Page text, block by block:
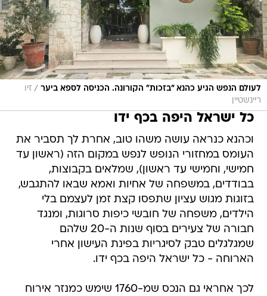
לעולם הנפש הגיע כהנא "בזכות" הקורונה. הכניסה לספא ביער / זיו
ריינשטיין
כל ישראל היפה בכף ידו
וכהנא כנראה עושה משהו טוב, אחרת לך תסביר את
העומס במחזורי הנופש לנפש במקום הזה (ראשון עד
חמישי, וחמישי עד ראשון), שמלאים בקבוצות,
בבודדים, במשפחה של אחיות ואמא שבאו להתגבש,
בזוגות מגוש עציון שתפסו קצת זמן לעצמם בלי
הילדים, משפחה של חובשי כיפות סרוגות, ומנגד
חבורה של צעירים בסוף שנות ה-20 שלהם
שמגלגלים טבק לסיגריות בפינת העישון אחרי
הארוחה - כל ישראל היפה בכף ידו.
לכך אחראי גם הנכס שמ-1760 שימש כמנזר אירוח